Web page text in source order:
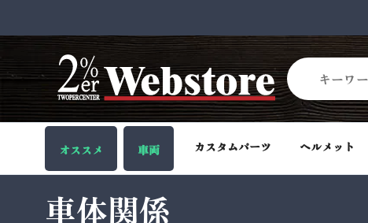
オススメ 車両 カスタムパーツ ヘルメット
車体関係